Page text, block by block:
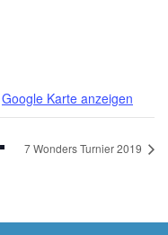
Google Karte anzeigen
7 Wonders Turnier 2019